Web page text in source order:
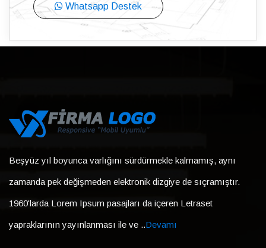
Whatsapp Destek
Beşyüz yıl boyunca varlığını sürdürmekle kalmamış, aynı
zamanda pek değişmeden elektronik dizgiye de sıçramıştır.
1960'larda Lorem Ipsum pasajları da içeren Letraset
yapraklarının yayınlanması ile ve ..Devamı